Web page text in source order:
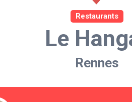
Restaurants
Le
Rennes